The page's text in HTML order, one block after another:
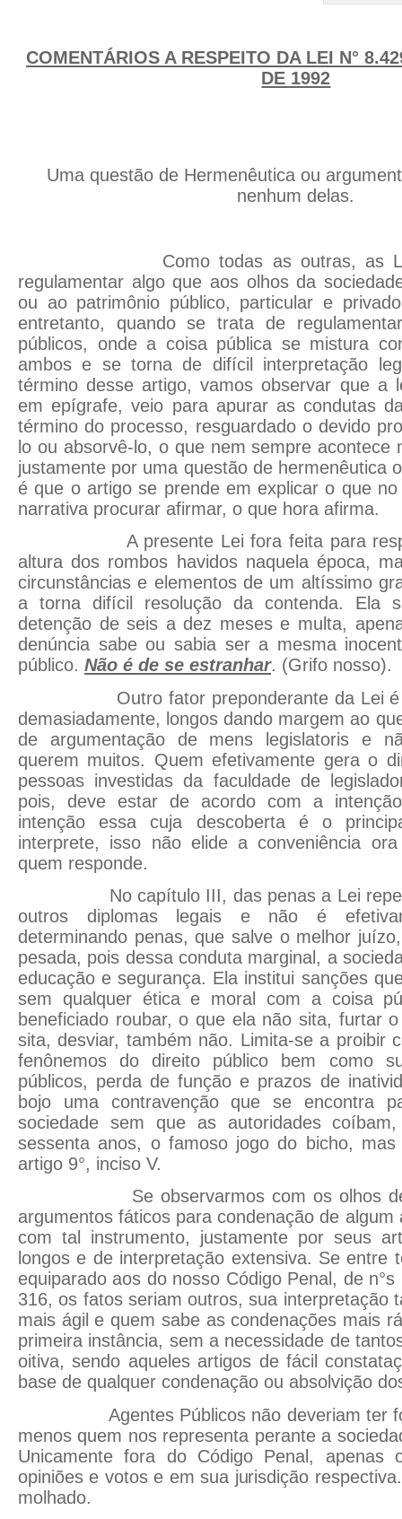
COMENTÁRIOS A RESPEITO DA LEI N°
DE 1992
Uma questão de Hermenêutica ou
nenhum delas.
Como todas as outras, as Leis
regulamentar algo que aos olhos da
ou ao patrimônio público, particular e
entretanto, quando se trata de
públicos, onde a coisa pública se mistura
ambos e se torna de difícil interpretação
término desse artigo, vamos observar que a
em epígrafe, veio para apurar as condutas
término do processo, resguardado o devido
lo ou absorvê-lo, o que nem sempre acontece
justamente por uma questão de hermenêutica
é que o artigo se prende em explicar o que
narrativa procurar afirmar, o que hora afirma.
A presente Lei fora feita para
altura dos rombos havidos naquela época,
circunstâncias e elementos de um altíssimo
a torna difícil resolução da contenda. Ela
detenção de seis a dez meses e multa,
denúncia sabe ou sabia ser a mesma
público. Não é de se estranhar. (Grifo nosso).
Outro fator preponderante da Lei é
demasiadamente, longos dando margem ao
de argumentação de mens legislatoris e
querem muitos. Quem efetivamente gera o
pessoas investidas da faculdade de
pois, deve estar de acordo com a
intenção essa cuja descoberta é o
interprete, isso não elide a conveniência
quem responde.
No capítulo III, das penas a Lei repete
outros diplomas legais e não é
determinando penas, que salve o melhor
pesada, pois dessa conduta marginal, a
educação e segurança. Ela institui sanções
sem qualquer ética e moral com a coisa
beneficiado roubar, o que ela não sita, furtar
sita, desviar, também não. Limita-se a proibir
fenônemos do direito público bem como
públicos, perda de função e prazos de
bojo uma contravenção que se encontra
sociedade sem que as autoridades
sessenta anos, o famoso jogo do bicho,
artigo 9°, inciso V.
Se observarmos com os olhos de
argumentos fáticos para condenação de algum
com tal instrumento, justamente por seus
longos e de interpretação extensiva. Se entre
equiparado aos do nosso Código Penal, de
316, os fatos seriam outros, sua interpretação
mais ágil e quem sabe as condenações mais
primeira instância, sem a necessidade de
oitiva, sendo aqueles artigos de fácil
base de qualquer condenação ou absolvição
Agentes Públicos não deveriam ter
menos quem nos representa perante a
Unicamente fora do Código Penal, apenas
opiniões e votos e em sua jurisdição
molhado.